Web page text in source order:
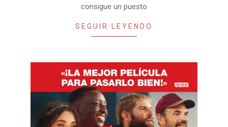
consigue un puesto
SEGUIR LEYENDO